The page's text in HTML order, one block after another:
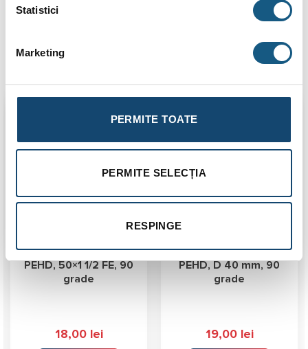
Statistici
Marketing
PERMITE TOATE
PERMITE SELECȚIA
RESPINGE
neagra.
Cot compresiune
PEHD, 50×1 1/2 FE, 90
grade
18,00 lei
Cot compresiune
PEHD, D 40 mm, 90
grade
19,00 lei